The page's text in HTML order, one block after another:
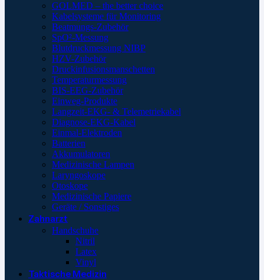
GOLMED – the better choice
Kabelsysteme für Monitoring
Beatmungs-Zubehör
SpO²-Messung
Blutdruckmessung NIBP
HZV-Zubehör
Druckinfusionsmanschetten
Temperaturmessung
BIS-EEG-Zubehör
Einweg-Produkte
Langzeit-EKG- & Telemetriekabel
Diagnose-EKG-Kabel
Einmal-Elektroden
Batterien
Akkumulatoren
Medizinische Lampen
Laryngoskope
Otoskope
Medizinische Papiere
Geräte / Sonstiges
Zahnarzt
Handschuhe
Nitril
Latex
Vinyl
Taktische Medizin